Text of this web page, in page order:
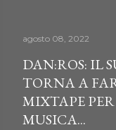
agosto 08, 2022
DAN:ROS: IL
TORNA A
MIXTAPE
MUSICA...